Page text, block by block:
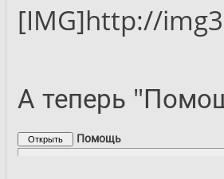
[IMG]http://
А теперь
Помощь